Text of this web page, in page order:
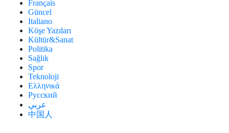
Français
Güncel
Italiano
Köşe Yazıları
Kültür&Sanat
Politika
Sağlık
Spor
Teknoloji
Ελληνικά
Русский
عربي
中国人